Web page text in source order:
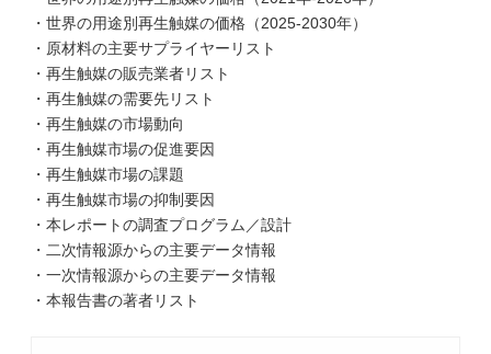
・世界の用途別再生触媒の価格（2025-2030年）
・原材料の主要サプライヤーリスト
・再生触媒の販売業者リスト
・再生触媒の需要先リスト
・再生触媒の市場動向
・再生触媒市場の促進要因
・再生触媒市場の課題
・再生触媒市場の抑制要因
・本レポートの調査プログラム／設計
・二次情報源からの主要データ情報
・一次情報源からの主要データ情報
・本報告書の著者リスト